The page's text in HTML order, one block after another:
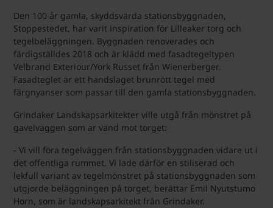
Den 100 år gamla, skyddsvärda stationsbyggnaden,
Stoppestedet, har varit inspiration för Lilleaker torg och
tegelbeläggningen. Byggnaden renoverades och
färdigställdes 2018 och är klädd med fasadtegeltypen
Velbrand Exteriour/York Russet från Wienerberger.
Fasadteglet är ett handslaget brunrött tegel med
färgnyanser som passar till den gamla stationsbyggnaden.
Grindaker Landskapsarkitekter ville utgå från mönstret på
gavelväggen som är vänd mot torget:
- Vi vill föra tegelväggen från stationsbyggnaden vidare ut i
det offentliga rummet. Vi lade därför en stiliserad och
lekfull variant av tegelmönstret på stationsbyggnaden som
utgjorde beläggningen på torget, berättar Emil Nyutstumo
Horn, som är landskapsarkitekt från Grindaker.